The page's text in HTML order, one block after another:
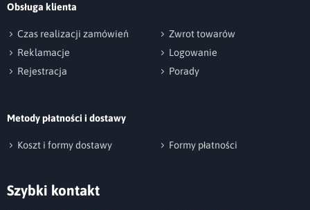
Wyślij opinię
Obsługa klienta
Czas realizacji zamówień
Zwrot towarów
Reklamacje
Logowanie
Rejestracja
Porady
Metody płatności i dostawy
Koszt i formy dostawy Formy płatności
Szybki kontakt